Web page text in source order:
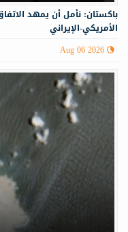
باكستان: نأمل أن يمهد
الأمريكي-الإيراني
Aug 06 2026